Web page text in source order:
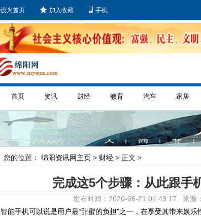
设为首页 加入收藏 手机
首页 资讯 财经 教育 汽车 家居
您的位置： 绵阳资讯网主页 > 财经 > 正文 >
完成这5个步骤：从此跟手
发布时间：2020-06-21 04:43:17 来源
智能手机可以说是用户最“甜蜜的负担”之一，在享受其带来娱